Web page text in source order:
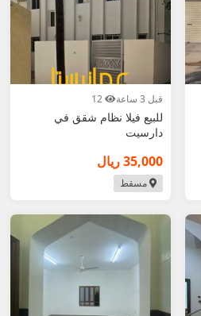
قبل 3 ساعة
للبيع فيلا نظام شقق في
دارسيت
35,000 ريال
مسقط